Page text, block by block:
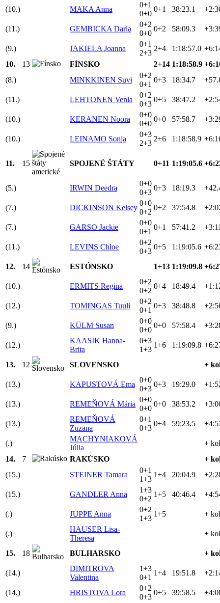
(10.) MAKA Anna
0+1
0+0
0+1 38:23.1
(11.) GEMBICKA Daria
0+2
0+0
0+2 58:09.3
(9.) JAKIELA Joanna
0+1
2+3
2+4 1:18:57.0
10.
13 FÍNSKO 2+14 1:18:58.9
(8.)
MINKKINEN Suvi
0+2
0+1
0+3 18:34.7
(11.) LEHTONEN Venla
0+2
0+3
0+5 38:47.2
(10.) KERANEN Noora
0+0
0+0
0+0 57:58.7
(10.) LEINAMO Sonja
0+3
2+3
2+6 1:18:58.9
11. 15 SPOJENÉ ŠTÁTY 0+11 1:19:05.6
(5.) IRWIN Deedra
0+0
0+3
0+3 18:19.3
(7.) DICKINSON Kelsey
0+0
0+2
0+2 37:54.8
(7.) GARSO Jackie
0+0
0+1
0+1 57:41.2
(11.) LEVINS Chloe
0+2
0+3
0+5 1:19:05.6
12. 14 ESTÓNSKO 1+13 1:19:09.8
(10.) ERMITS Regina
0+2
0+2
0+4 18:49.4
(12.) TOMINGAS Tuuli
0+2
0+1
0+3 38:48.8
(9.) KÜLM Susan
0+0
0+0
0+0 57:58.4
(12.)
KAASIK Hanna-
Brita
0+3
1+3
1+6 1:19:09.8
13. 12 SLOVENSKO +
(13.) KAPUSTOVÁ Ema
0+0
0+3
0+3 19:29.0
(13.) REMEŇOVÁ Mária
0+0
0+0
0+0 38:53.2
(13.)
REMEŇOVÁ
Zuzana
0+1
0+3
0+4 59:23.5
(.)
MACHYNIAKOVÁ
Júlia
+
14.
7 RAKÚSKO
+
(15.)
STEINER Tamara
0+1
1+3
1+4 20:04.9
(15.) GANDLER Anna
1+3
0+2
1+5 40:46.4
(.) JUPPE Anna
0+2
1+3
1+5 +
(.)
HAUSER Lisa-
Theresa
+
15. 18 BULHARSKO +
(14.)
DIMITROVA
Valentina
1+3
0+1
1+4 19:51.8
(14.) HRISTOVA Lora
0+2
0+3
0+5 39:58.5